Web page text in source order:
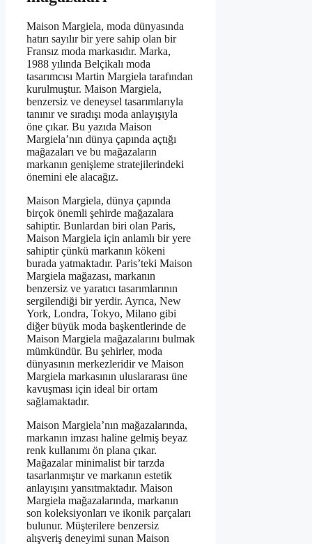
Maison Margiela, moda dünyasında
hatırı sayılır bir yere sahip olan bir
Fransız moda markasıdır. Marka,
1988 yılında Belçikalı moda
tasarımcısı Martin Margiela tarafından
kurulmuştur. Maison Margiela,
benzersiz ve deneysel tasarımlarıyla
tanınır ve sıradışı moda anlayışıyla
öne çıkar. Bu yazıda Maison
Margiela’nın dünya çapında açtığı
mağazaları ve bu mağazaların
markanın genişleme stratejilerindeki
önemini ele alacağız.
Maison Margiela, dünya çapında
birçok önemli şehirde mağazalara
sahiptir. Bunlardan biri olan Paris,
Maison Margiela için anlamlı bir yere
sahiptir çünkü markanın kökeni
burada yatmaktadır. Paris’teki Maison
Margiela mağazası, markanın
benzersiz ve yaratıcı tasarımlarının
sergilendiği bir yerdir. Ayrıca, New
York, Londra, Tokyo, Milano gibi
diğer büyük moda başkentlerinde de
Maison Margiela mağazalarını bulmak
mümkündür. Bu şehirler, moda
dünyasının merkezleridir ve Maison
Margiela markasının uluslararası üne
kavuşması için ideal bir ortam
sağlamaktadır.
Maison Margiela’nın mağazalarında,
markanın imzası haline gelmiş beyaz
renk kullanımı ön plana çıkar.
Mağazalar minimalist bir tarzda
tasarlanmıştır ve markanın estetik
anlayışını yansıtmaktadır. Maison
Margiela mağazalarında, markanın
son koleksiyonları ve ikonik parçaları
bulunur. Müşterilere benzersiz
alışveriş deneyimi sunan Maison